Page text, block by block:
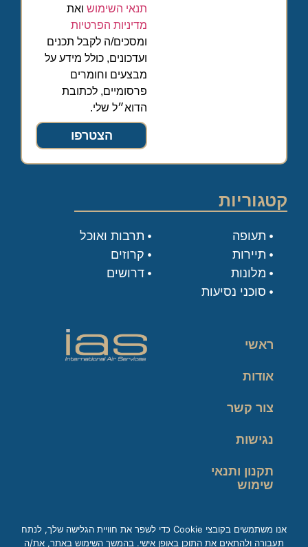
תנאי השימוש ואת
מדיניות הפרטיות
ומסכים/ה לקבל תכנים
ועדכונים, כולל מידע על
מבצעים וחומרים
פרסומיים, לכתובת
הדוא״ל שלי.
הצטרפו
קטגוריות
תעופה
תיירות
מלונות
סוכני נסיעות
תרבות ואוכל
קרוזים
דרושים
ראשי
אודות
צור קשר
נגישות
תקנון ותנאי
שימוש
אנו משתמשים בקובצי Cookie כדי לשפר את חוויית הגלישה שלך, לנתח
תעבורה ולהתאים את התוכן באופן אישי. בהמשך השימוש באתר, את/ה